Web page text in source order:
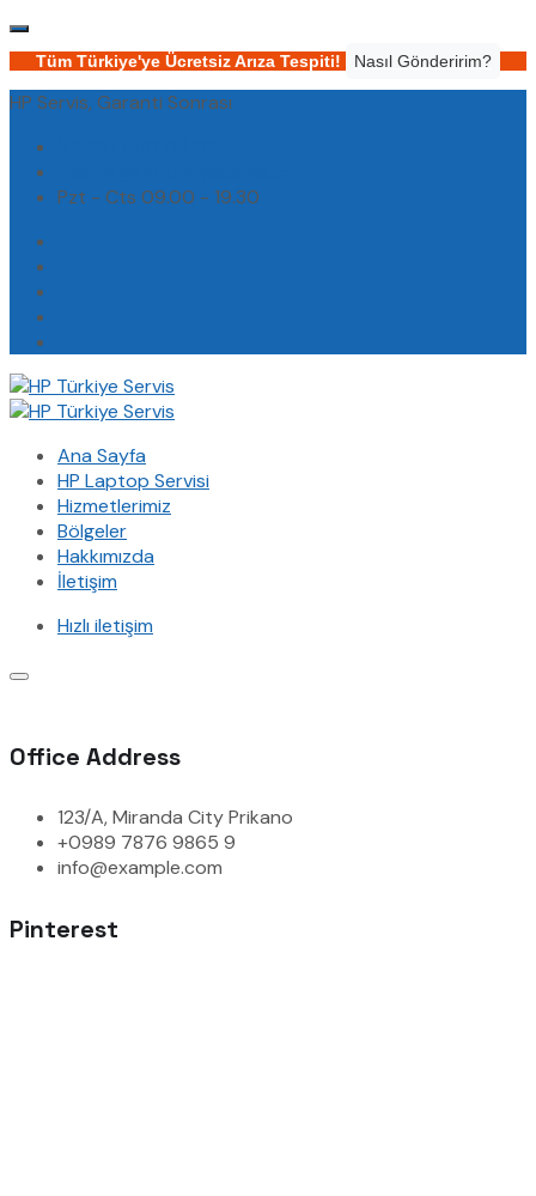
Tüm Türkiye'ye Ücretsiz Arıza Tespiti! Nasıl Gönderirim?
HP Servis, Garanti Sonrası
Pzt - Cts 09.00 - 19.30
Ana Sayfa
HP Laptop Servisi
Hizmetlerimiz
Bölgeler
Hakkımızda
İletişim
Hızlı iletişim
Office Address
123/A, Miranda City Prikano
+0989 7876 9865 9
info@example.com
Pinterest